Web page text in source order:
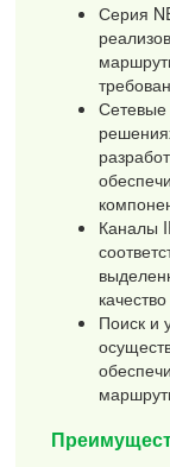
Серия
Каналы
Поиск и